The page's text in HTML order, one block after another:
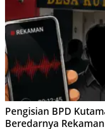
Pengisian BPD
Beredarnya